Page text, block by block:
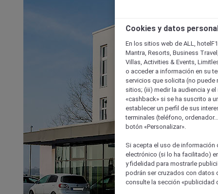
Cookies y datos
En los sitios web de ALL,
Mantra, Resorts, Business
Villas, Activities & Events,
o acceder a información en su
servicios que solicita (no puede
sitios; (iii) medir la audiencia y
«cashback» si se ha suscrito a
establecer un perfil de sus
terminales (teléfono,
botón «Personalizar».
Si acepta el uso de
electrónico (si lo ha facilitado)
y fidelidad para mostrarle
podrán ser cruzados con datos
consulte la sección «publicidad